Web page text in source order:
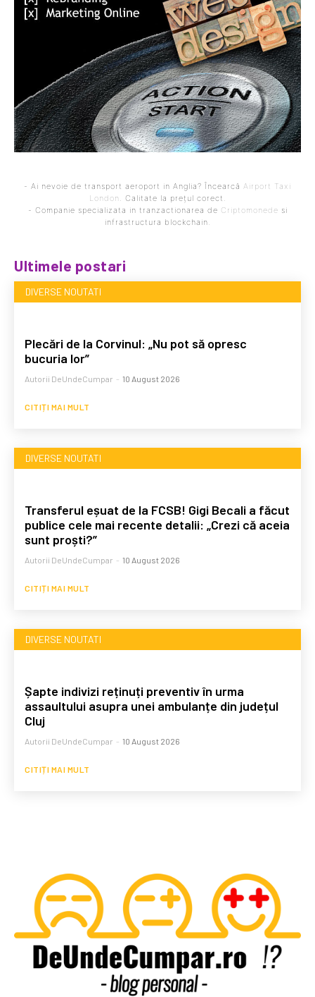
- Ai nevoie de transport aeroport in Anglia? Încearcă Airport Taxi
London
. Calitate la prețul corect.
- Companie specializata in tranzactionarea de Criptomonede si
infrastructura blockchain.
Ultimele postari
DIVERSE NOUTATI
Plecări de la Corvinul: „Nu pot să opresc
bucuria lor”
Autorii DeUndeCumpar - 10 August 2026
CITIȚI MAI MULT
DIVERSE NOUTATI
Transferul eșuat de la FCSB! Gigi Becali a făcut
publice cele mai recente detalii: „Crezi că aceia
sunt proști?”
Autorii DeUndeCumpar - 10 August 2026
CITIȚI MAI MULT
DIVERSE NOUTATI
Șapte indivizi reținuți preventiv în urma
assaultului asupra unei ambulanțe din județul
Cluj
Autorii DeUndeCumpar - 10 August 2026
CITIȚI MAI MULT